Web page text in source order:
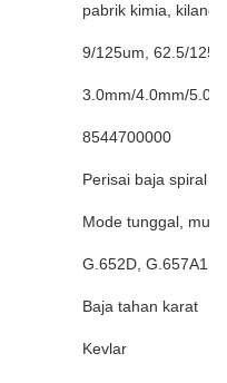
pabrik kimia, kilang
9/125um, 62.5/
3.0mm/4.0mm/
8544700000
Perisai baja spiral
Mode tunggal, multi
G.652D, G.657A1
Baja tahan karat
Kevlar